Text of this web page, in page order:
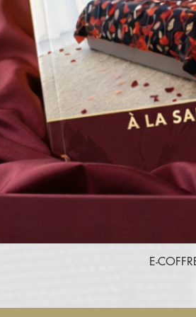
E-